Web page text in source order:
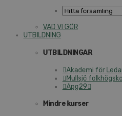
VAD VI GÖR
UTBILDNING
UTBILDNINGAR
Akademi för
Mullsjö
Apg29
Mindre kurser